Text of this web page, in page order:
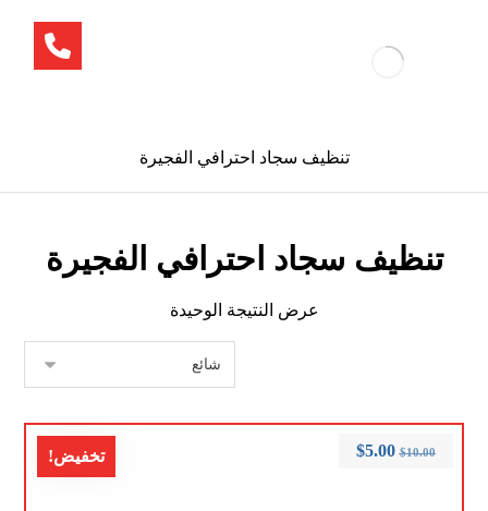
تنظيف سجاد احترافي الفجيرة
تنظيف سجاد احترافي الفجيرة
عرض النتيجة الوحيدة
تخفيض! $10.00
$5.00